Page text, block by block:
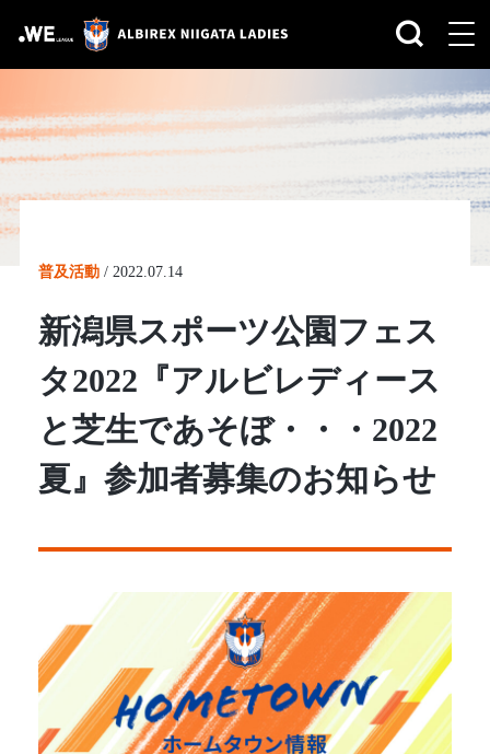
普及活動 / 2022.07.14
新潟県スポーツ公園フェス
タ2022『アルビレディース
と芝生であそぼ・・・2022
夏』参加者募集のお知らせ